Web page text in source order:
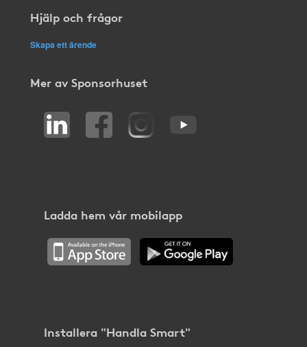
Hjälp och frågor
Skapa ett ärende
Mer av Sponsorhuset
Ladda hem vår mobilapp
Installera "Handla Smart"